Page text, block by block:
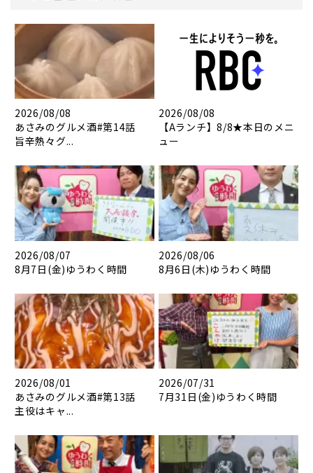
2026/08/08
あさみのグルメ酒#第14話
旨辛熱々グ...
2026/08/08
【Aランチ】8/8★本日のメニ
ュー
2026/08/07
8月7日(金)ゆうわく時間
2026/08/06
8月6日(木)ゆうわく時間
2026/08/01
あさみのグルメ酒#第13話
主役はキャ...
2026/07/31
7月31日(金)ゆうわく時間